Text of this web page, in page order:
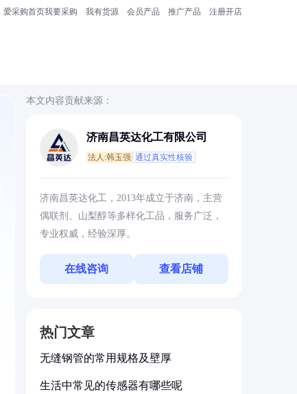
爱采购首页我要采购 我有货源 会员产品 推广产品 注册开店
本文内容贡献来源：
济南昌英达化工有限公司
法人:韩玉强 通过真实性核验
济南昌英达化工，2013年成立于济南，主营
偶联剂、山梨醇等多样化工品，服务广泛，
专业权威，经验深厚。
在线咨询 查看店铺
热门文章
无缝钢管的常用规格及壁厚
生活中常见的传感器有哪些呢